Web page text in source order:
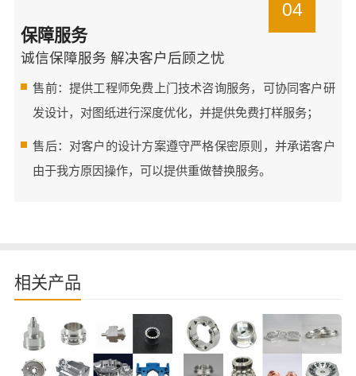
04
保障服务
诚信保障服务 解决客户后顾之忧
售前：提供工程师免费上门技术咨询服务，可协同客户研
发设计，对图纸进行深度优化，并提供免费打样服务；
售后：对客户的设计方案遵守严格保密原则，并承诺客户
由于我方原因操作，可以提供重做替换服务。
相关产品